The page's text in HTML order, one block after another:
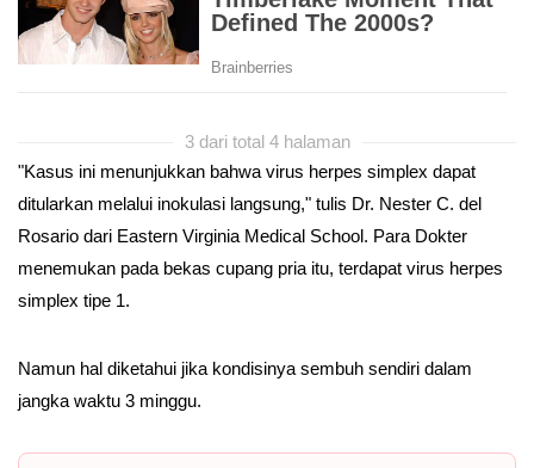
3 dari total 4 halaman
"Kasus ini menunjukkan bahwa virus herpes simplex dapat
ditularkan melalui inokulasi langsung," tulis Dr. Nester C. del
Rosario dari Eastern Virginia Medical School. Para Dokter
menemukan pada bekas cupang pria itu, terdapat virus herpes
simplex tipe 1.
Namun hal diketahui jika kondisinya sembuh sendiri dalam
jangka waktu 3 minggu.